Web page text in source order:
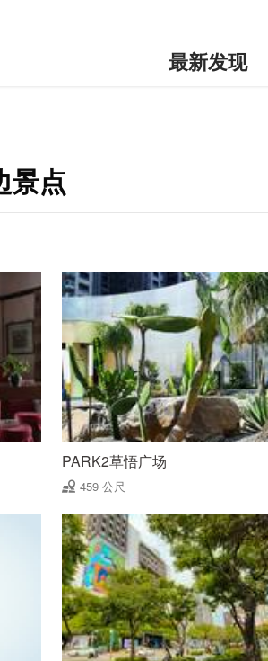
最新发现
景点
PARK2草悟广场
459 公尺